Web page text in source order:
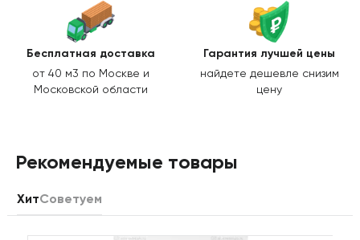
Бесплатная доставка
от 40 м3 по Москве и
Московской области
Гарантия лучшей цены
найдете дешевле снизим
цену
Рекомендуемые товары
ХитСоветуем